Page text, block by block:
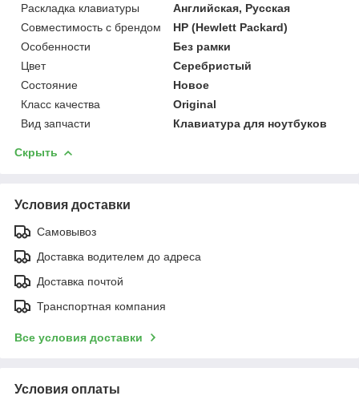
Раскладка клавиатуры
Английская, Русская
Совместимость с брендом
HP (Hewlett Packard)
Особенности
Без рамки
Цвет
Серебристый
Состояние
Новое
Класс качества
Original
Вид запчасти
Клавиатура для ноутбуков
Скрыть
Условия доставки
Самовывоз
Доставка водителем до адреса
Доставка почтой
Транспортная компания
Все условия доставки
Условия оплаты